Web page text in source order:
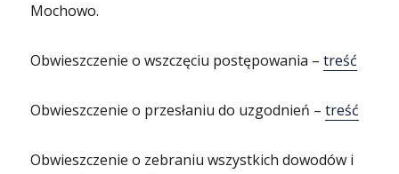
Mochowo.
Obwieszczenie o wszczęciu postępowania –treść
Obwieszczenie o przesłaniu do uzgodnień –treść
Obwieszczenie o zebraniu wszystkich dowodów i